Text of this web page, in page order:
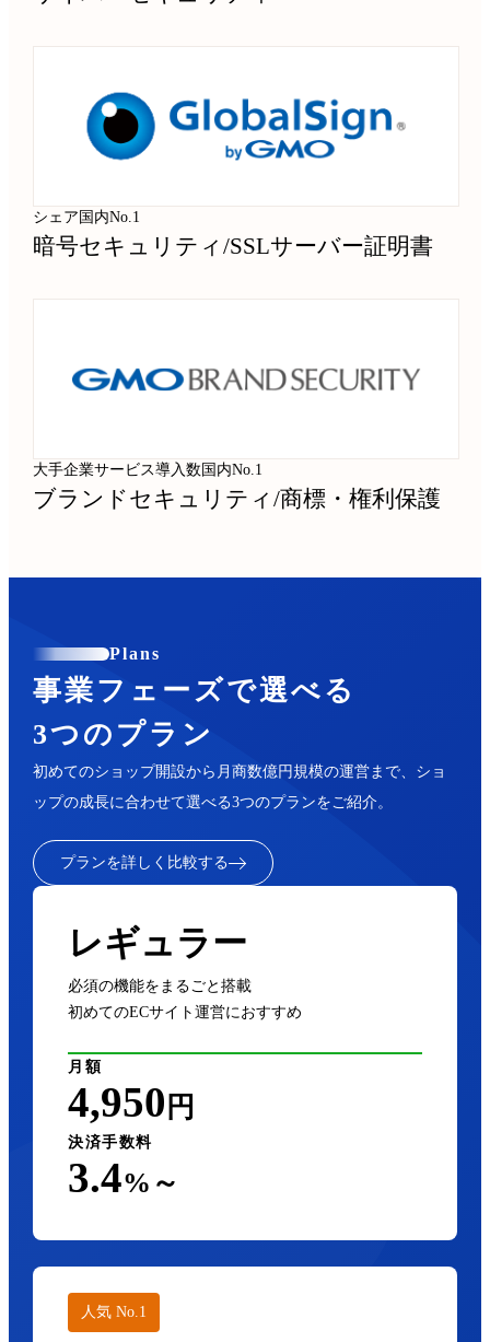
シェア国内No.1
暗号セキュリティ/SSLサーバー証明書
大手企業サービス導入数国内No.1
ブランドセキュリティ/商標・権利保護
Plans
事業フェーズで選べる
3つのプラン
初めてのショップ開設から月商数億円規模の運営まで、ショ
ップの成長に合わせて選べる3つのプランをご紹介。
プランを詳しく比較する
レギュラー
必須の機能をまるごと搭載
初めてのECサイト運営におすすめ
月額
4,950 円
決済手数料
3.4%～
人気 No.1